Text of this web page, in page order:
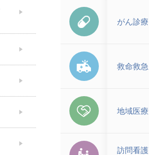
がん診療
救命救
地域医
訪問看護